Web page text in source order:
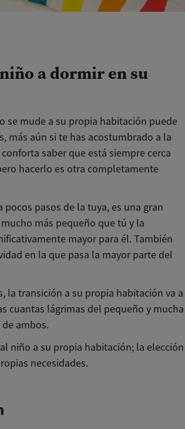
a dormir en su
se mude a su propia habitación puede
más aún si te has acostumbrado a la
saber que está siempre cerca
hacerlo es otra completamente
pasos de la tuya, es una gran
más pequeño que tú y la
mayor para él. También
en la que pasa la mayor parte del
la transición a su propia habitación va a
cuantas lágrimas del pequeño y mucha
ambos.
niño a su propia habitación; la elección
necesidades.